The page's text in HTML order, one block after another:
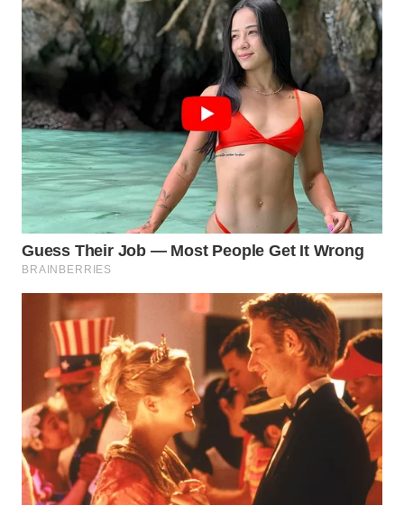
WN
MADURA
WN
SURABAYA
WN
NATUNA
WN
BINTAN
MANDALIKA
WN
LIKUPANG
WN
LABUANBAJO
WN
BORNEO